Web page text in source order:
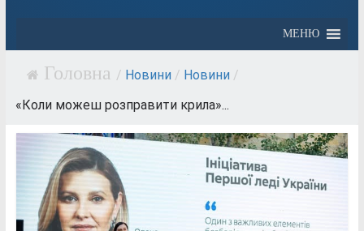
МЕНЮ
/ Новини / Новини /
«Коли можеш розправити крила»...